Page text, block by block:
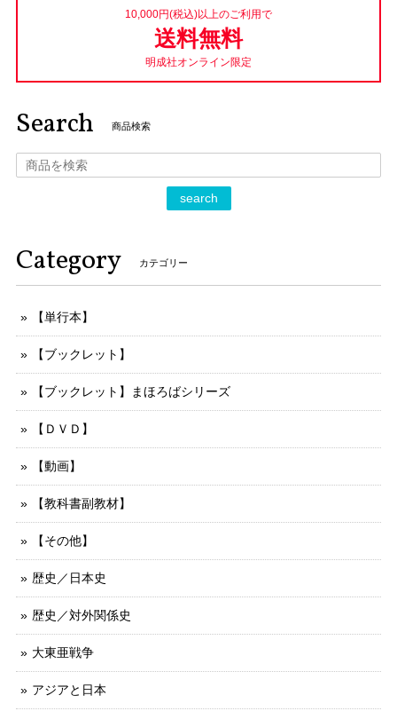
10,000円(税込)以上のご利用で
送料無料
明成社オンライン限定
Search 商品検索
search
Category カテゴリー
【単行本】
【ブックレット】
【ブックレット】まほろばシリーズ
【ＤＶＤ】
【動画】
【教科書副教材】
【その他】
歴史／日本史
歴史／対外関係史
大東亜戦争
アジアと日本